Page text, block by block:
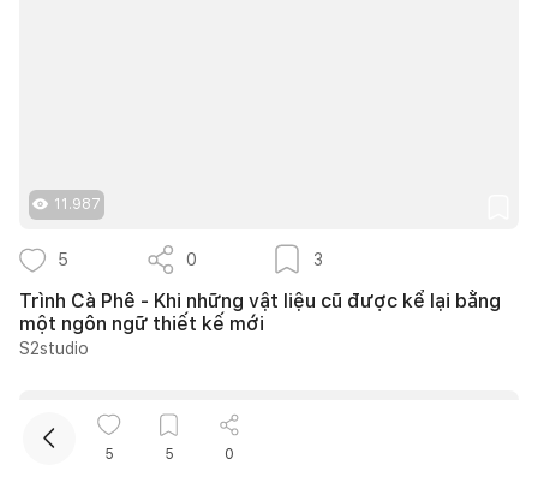
11.987
5 0 3
Trình Cà Phê - Khi những vật liệu cũ được kể lại bằng
một ngôn ngữ thiết kế mới
S2studio
5 5 0
Mua sắm hoàn thiện nhà